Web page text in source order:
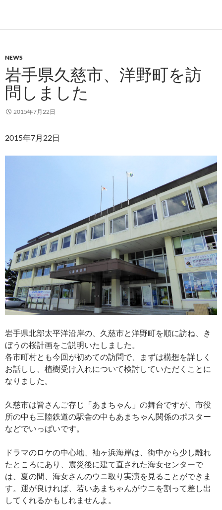
NEWS
岩手県久慈市、洋野町を訪
問しました
2015年7月22日
2015年7月22日
岩手県北部太平洋沿岸の、久慈市と洋野町を順に訪ね、き
ぼうの桜計画をご説明いたしました。
各市町村とも今回が初めての訪問で、まずは構想を詳しく
お話しし、植樹受け入れについて検討していただくことに
なりました。
久慈市は皆さんご存じ「あまちゃん」の舞台ですが、市役
所の中も三陸鉄道の駅舎の中もあまちゃん関係のポスター
などでいっぱいです。
ドラマのロケの中心地、袖ヶ浜海岸は、街中から少し離れ
たところにあり、震災後に建て直された海女センターで
は、夏の間、海女さんのウニ取り実演を見ることができま
す。運が良ければ、若いあまちゃんがウニを割って差し出
してくれるかもしれませんよ。